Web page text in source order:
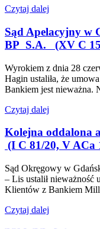
Czytaj dalej
Sąd Apelacyjny w
BP S.A. (XV C
Wyrokiem z dnia 28
Hagin ustaliła, że
Bankiem jest nieważna.
Czytaj dalej
Kolejna oddalona
(I C 81/20, V ACa
Sąd Okręgowy w
– Lis ustalił nieważność
Klientów z Bankiem
Czytaj dalej